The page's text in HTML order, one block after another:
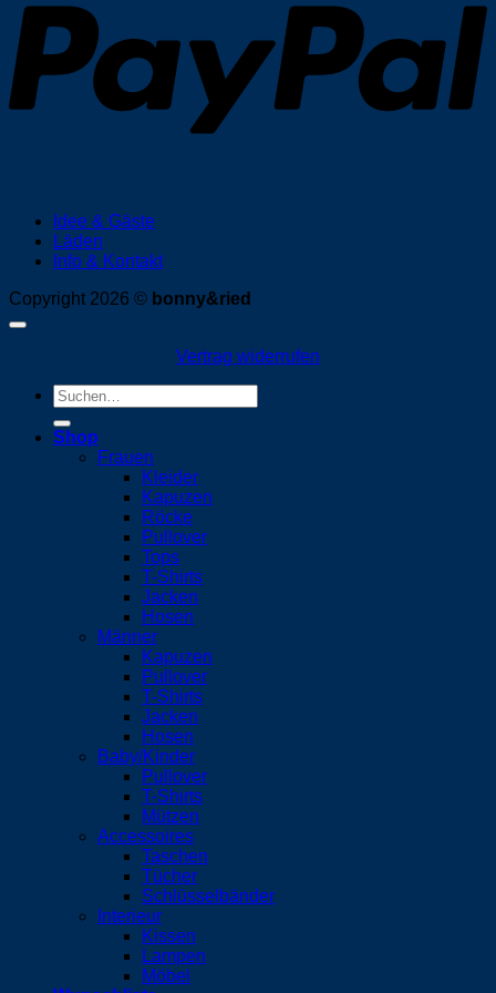
Idee & Gäste
Läden
Info & Kontakt
Copyright 2026 © bonny&ried
Vertrag widerrufen
Suchen
nach:
Shop
Frauen
Kleider
Kapuzen
Röcke
Pullover
Tops
T-Shirts
Jacken
Hosen
Männer
Kapuzen
Pullover
T-Shirts
Jacken
Hosen
Baby/Kinder
Pullover
T-Shirts
Mützen
Accessoires
Taschen
Tücher
Schlüsselbänder
Interieur
Kissen
Lampen
Möbel